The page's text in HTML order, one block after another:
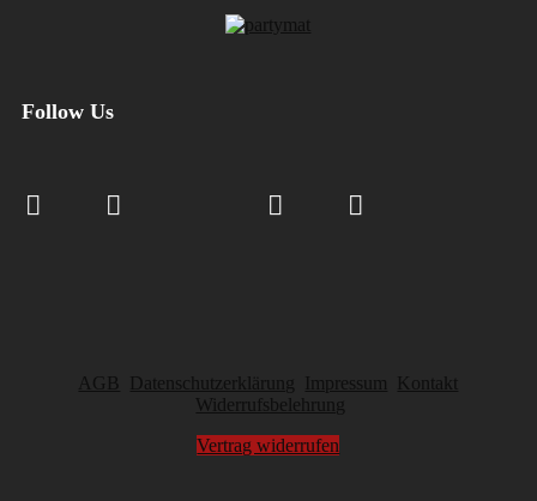
Follow Us
AGB Datenschutzerklärung Impressum
Kontakt
Widerrufsbelehrung
Vertrag widerrufen